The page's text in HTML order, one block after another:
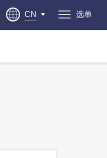
CN 选单